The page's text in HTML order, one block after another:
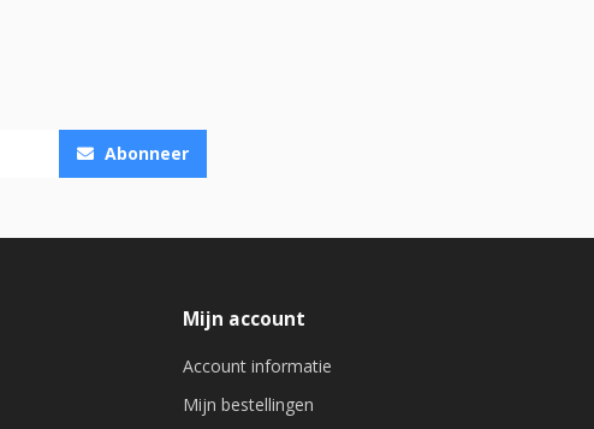
Abonneer
Mijn account
Account informatie
Mijn bestellingen